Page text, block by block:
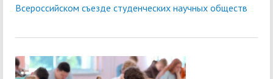
Всероссийском съезде студенческих научных обществ